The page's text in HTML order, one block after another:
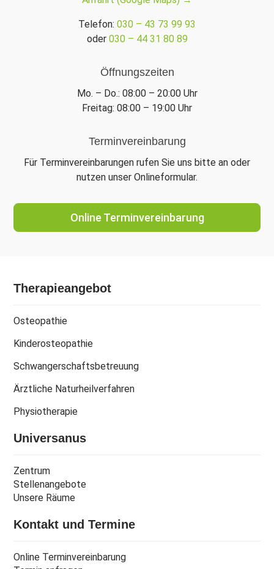
Telefon: 030 – 43 73 99 93
oder 030 – 44 31 80 89
Öffnungszeiten
Mo. – Do.: 08:00 – 20:00 Uhr
Freitag: 08:00 – 19:00 Uhr
Terminvereinbarung
Für Terminvereinbarungen rufen Sie uns bitte an oder
nutzen unser Onlineformular.
Online Terminvereinbarung
Therapieangebot
Osteopathie
Kinderosteopathie
Schwangerschaftsbetreuung
Ärztliche Naturheilverfahren
Physiotherapie
Universanus
Zentrum
Stellenangebote
Unsere Räume
Kontakt und Termine
Online Terminvereinbarung